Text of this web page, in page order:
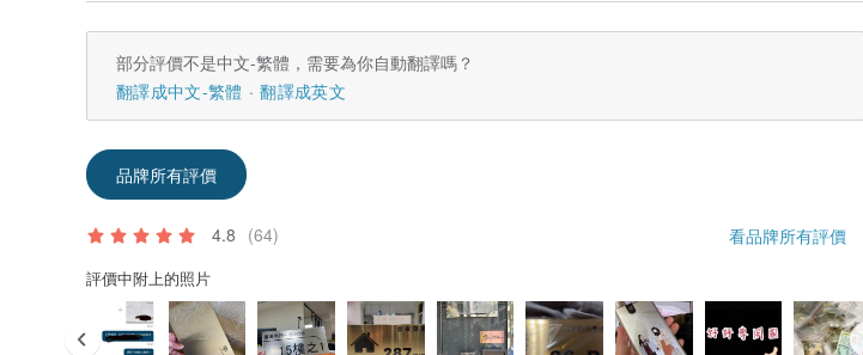
部分評價不是中文-繁體，需要為你自動翻譯嗎？
翻譯成中文-繁體
翻譯成英文
品牌所有評價
4.8 (64) 看品牌所有評價
評價中附上的照片